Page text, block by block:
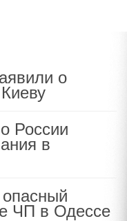
о
России
в
ЧП в Одессе